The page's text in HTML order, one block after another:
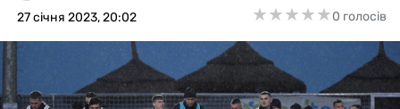
27 січня 2023, 20:02
★★★★★
★★★★★0 голосів